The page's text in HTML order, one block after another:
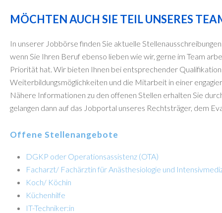
MÖCHTEN AUCH SIE TEIL UNSERES
In unserer Jobbörse finden Sie aktuelle
wenn Sie Ihren Beruf ebenso lieben wie wir, gerne im Team
Priorität hat. Wir bieten Ihnen bei entsprechender
Weiterbildungsmöglichkeiten und die Mitarbeit in einer
Nähere Informationen zu den offenen Stellen erhalten Sie
gelangen dann auf das Jobportal unseres Rechtsträger, dem
Offene Stellenangebote
DGKP oder Operationsassistenz (OTA)
Facharzt/ Fachärztin für Anästhesiologie und
Koch/ Köchin
Küchenhilfe
IT-Techniker:in